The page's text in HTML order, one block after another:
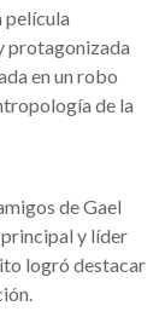
película
protagonizada
en un robo
de la
de Gael
y líder
logró destacar